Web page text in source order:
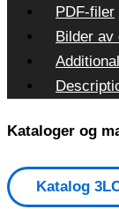
PDF-filer
Bilder
Kataloger og
Katalog